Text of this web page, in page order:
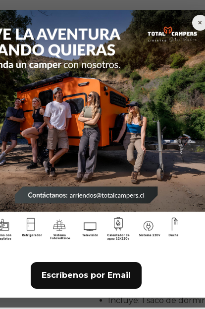
×
Escríbenos por Email
Articulos de Camping Sacos de dormir Saco de dormir
|
Saco de
Mostrar stock de
DESCRIPCIÓN
El saco de dormir tipo
fríos. El aislamiento
temperaturas tan bajas
ventilación Thermolock™
patentado ZipPlow evita
Forma de mamá: las
Capacidad: 1 persona.
Medidas: 81,28 cm x 200
Bolsillo interior: Sí
Incluye bolsa de
Forma: momia
Incluye: 1 saco de